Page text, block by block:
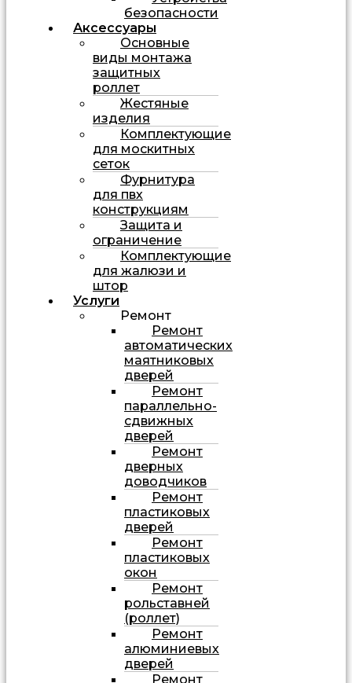
безопасности
Аксессуары
Основные
виды монтажа
защитных
роллет
Жестяные
изделия
Комплектующие
для москитных
сеток
Фурнитура
для пвх
конструкциям
Защита и
ограничение
Комплектующие
для жалюзи и
штор
Услуги
Ремонт
Ремонт
автоматических
маятниковых
дверей
Ремонт
параллельно-
сдвижных
дверей
Ремонт
дверных
доводчиков
Ремонт
пластиковых
дверей
Ремонт
пластиковых
окон
Ремонт
рольставней
(роллет)
Ремонт
алюминиевых
дверей
Ремонт